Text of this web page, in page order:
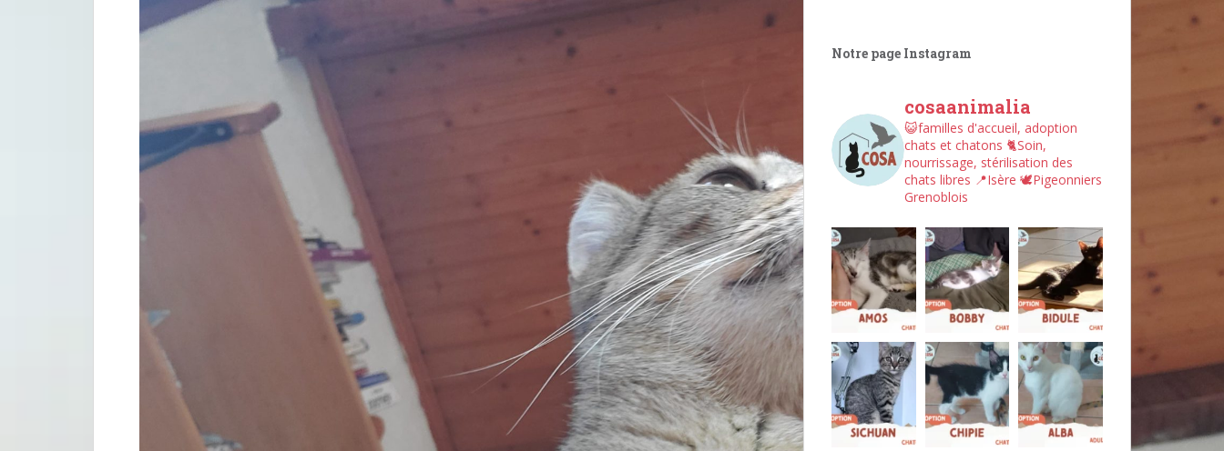
Notre page Instagram
cosaanimalia
😺familles d'accueil, adoption
chats et chatons 🐈Soin,
nourrissage, stérilisation des
chats libres 📍Isère 🕊︎Pigeonniers
Grenoblois